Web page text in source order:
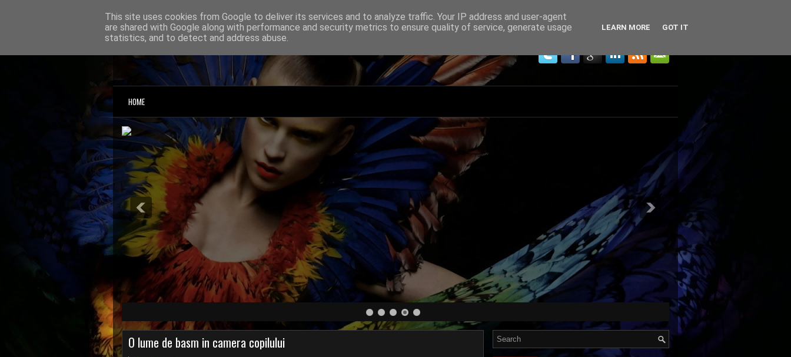
ce facem diseara?
HOME
3 4 5
O lume de basm in camera copilului
This site uses cookies from Google to deliver its services and to analyze traffic. Your IP address and user-agent
are shared with Google along with performance and security metrics to ensure quality of service, generate usage
statistics, and to detect and address abuse.
LEARN MORE GOT IT